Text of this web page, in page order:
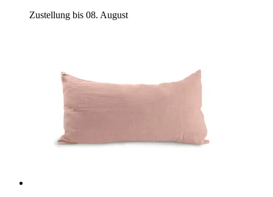
Zustellung bis 08. August